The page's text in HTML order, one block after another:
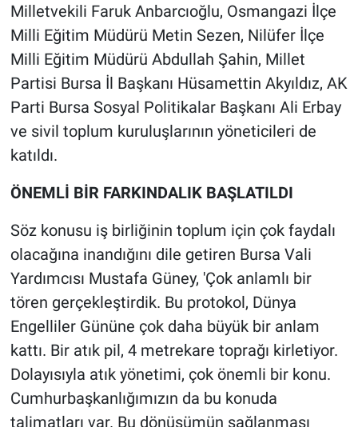
Milletvekili Faruk Anbarcıoğlu, Osmangazi İlçe
Milli Eğitim Müdürü Metin Sezen, Nilüfer İlçe
Milli Eğitim Müdürü Abdullah Şahin, Millet
Partisi Bursa İl Başkanı Hüsamettin Akyıldız, AK
Parti Bursa Sosyal Politikalar Başkanı Ali Erbay
ve sivil toplum kuruluşlarının yöneticileri de
katıldı.
ÖNEMLİ BİR FARKINDALIK BAŞLATILDI
Söz konusu iş birliğinin toplum için çok faydalı
olacağına inandığını dile getiren Bursa Vali
Yardımcısı Mustafa Güney, 'Çok anlamlı bir
tören gerçekleştirdik. Bu protokol, Dünya
Engelliler Gününe çok daha büyük bir anlam
kattı. Bir atık pil, 4 metrekare toprağı kirletiyor.
Dolayısıyla atık yönetimi, çok önemli bir konu.
Cumhurbaşkanlığımızın da bu konuda
talimatları var. Bu dönüşümün sağlanması